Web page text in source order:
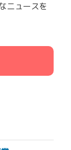
ニュースを